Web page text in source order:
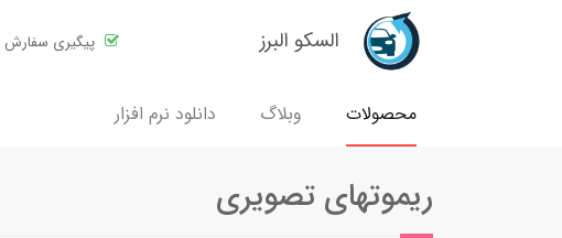
السکو البرز پیگیری سفارش
محصولات وبلاگ دانلود نرم افزار
ریموتهای تصویری